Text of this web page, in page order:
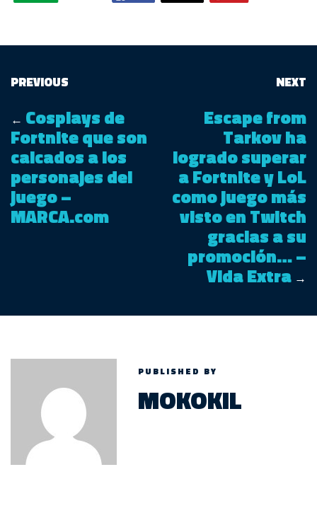
PREVIOUS
← Cosplays de
Fortnite que son
calcados a los
personajes del
juego –
MARCA.com
NEXT
Escape from
Tarkov ha
logrado superar
a Fortnite y LoL
como juego más
visto en Twitch
gracias a su
promoción… –
Vida Extra →
PUBLISHED BY
MOKOKIL